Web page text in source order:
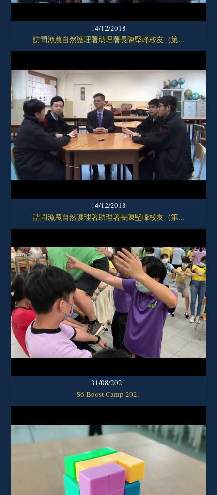
14/12/2018
訪問漁農自然護理署助理署長陳堅峰校友（第...
14/12/2018
訪問漁農自然護理署助理署長陳堅峰校友（第...
31/08/2021
S6 Boost Camp 2021